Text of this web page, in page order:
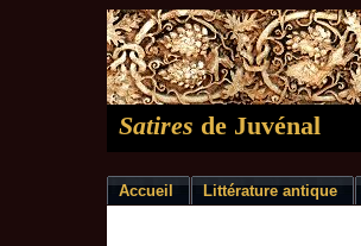
Satires de Juvénal
Accueil Littérature antique